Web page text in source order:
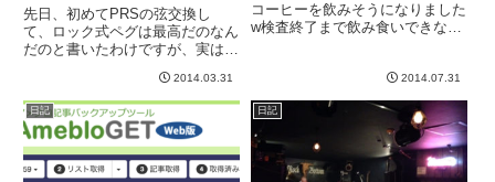
先日、初めてPRSの弦交換し
て、ロック式ペグは最高だのなん
だのと書いたわけですが、実はや
日気づいて、大変恥ずかしい。そ
ういう内容です。→ 初めての弦
交換の記事なんか交換したら、ハ
イフレットのほうでわずかにビビ
リ...
2014.03.31
コーヒーを飲みそうになりました
w検査終了まで飲み食いできない
2014.07.31
日記 日記